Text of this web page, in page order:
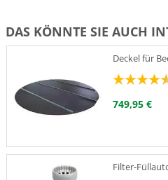
DAS KÖNNTE SIE AUCH
Deckel für
749,95 €
Filter-